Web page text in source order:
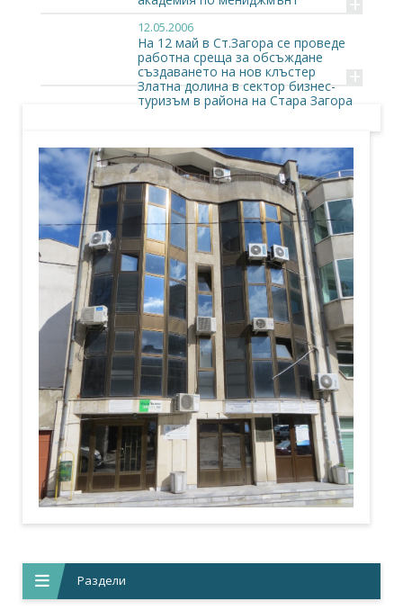
12.05.2006
На 12 май в Ст.Загора се проведе
работна среща за обсъждане
създаването на нов клъстер
Златна долина в сектор бизнес-
туризъм в района на Стара Загора
+
Раздели